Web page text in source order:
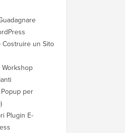
un Sito
per
Plugin E-